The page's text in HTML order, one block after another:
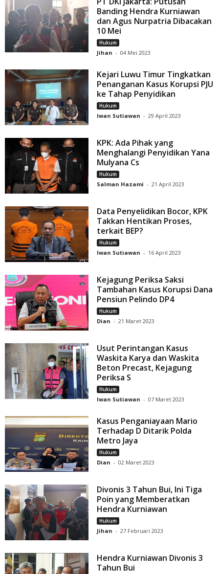
Banding Hendra Kurniawan
dan Agus Nurpatria Dibacakan
10 Mei
Hukum
Jihan - 04 Mei 2023
Kejari Luwu Timur Tingkatkan
Penanganan Kasus Korupsi PJU
ke Tahap Penyidikan
Hukum
Iwan Sutiawan - 29 April 2023
KPK: Ada Pihak yang
Menghalangi Penyidikan Yana
Mulyana Cs
Hukum
Salman Hazami - 21 April 2023
Data Penyelidikan Bocor, KPK
Takkan Hentikan Proses,
terkait BEP?
Hukum
Iwan Sutiawan - 16 April 2023
Kejagung Periksa Saksi
Tambahan Kasus Korupsi Dana
Pensiun Pelindo DP4
Hukum
Dian - 21 Maret 2023
Usut Perintangan Kasus
Waskita Karya dan Waskita
Beton Precast, Kejagung
Periksa S
Hukum
Iwan Sutiawan - 07 Maret 2023
Kasus Penganiayaan Mario
Terhadap D Ditarik Polda
Metro Jaya
Hukum
Dian - 02 Maret 2023
Divonis 3 Tahun Bui, Ini Tiga
Poin yang Memberatkan
Hendra Kurniawan
Hukum
Jihan - 27 Februari 2023
Hendra Kurniawan Divonis 3
Tahun Bui